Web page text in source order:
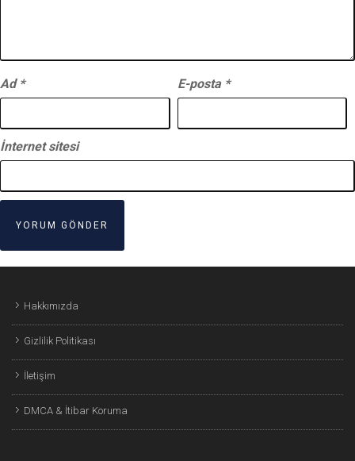
Ad * E-posta *
İnternet sitesi
Hakkımızda
Gizlilik Politikası
İletişim
DMCA & İtibar Koruma